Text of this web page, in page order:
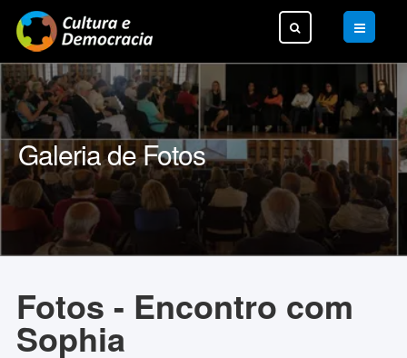
Pesquisar...
Galeria de Fotos
Fotos - Encontro com
Sophia